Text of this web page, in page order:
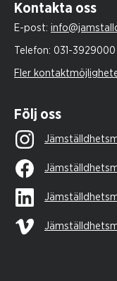
Kontakta oss
E-post:
Telefon: 031-3929000
Fler
Följ oss